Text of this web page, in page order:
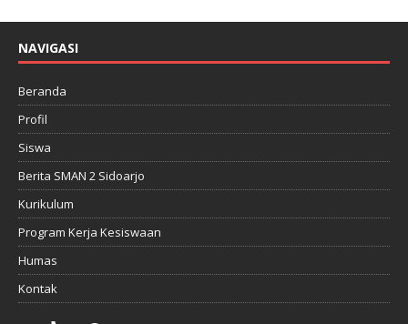
NAVIGASI
Beranda
Profil
Siswa
Berita SMAN 2 Sidoarjo
Kurikulum
Program Kerja Kesiswaan
Humas
Kontak